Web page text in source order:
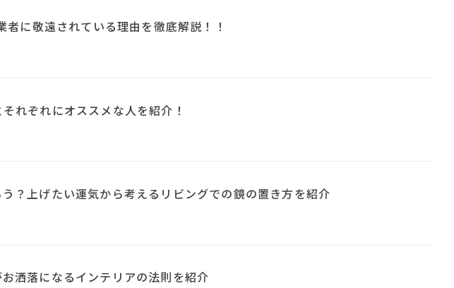
に敬遠されている理由を徹底解説！！
れぞれにオススメな人を紹介！
？上げたい運気から考えるリビングでの鏡の置き方を紹介
洒落になるインテリアの法則を紹介